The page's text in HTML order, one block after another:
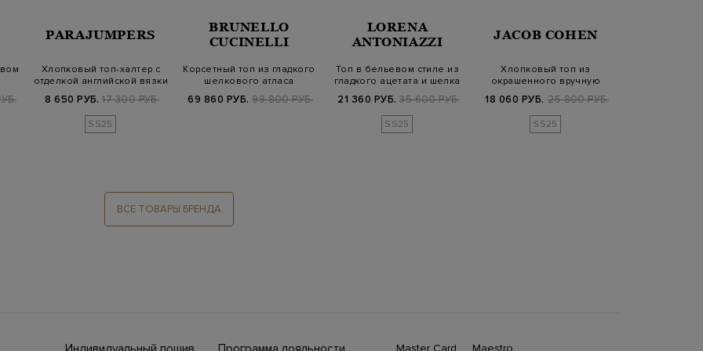
PARAJUMPERS
Хлопковый топ-халтер с
отделкой английской вязки
8 650 РУБ. 17 300 РУБ.
SS25
BRUNELLO
CUCINELLI
Корсетный топ из гладкого
шелкового атласа
69 860 РУБ. 99 800 РУБ.
LORENA
ANTONIAZZI
Топ в бельевом стиле из
гладкого ацетата и шелка
21 360 РУБ. 35 600 РУБ.
SS25
JACOB COHEN
Хлопковый топ из
окрашенного вручную
18 060 РУБ. 25 800 РУБ.
SS25
ВСЕ ТОВАРЫ БРЕНДА
Master Card Maestro